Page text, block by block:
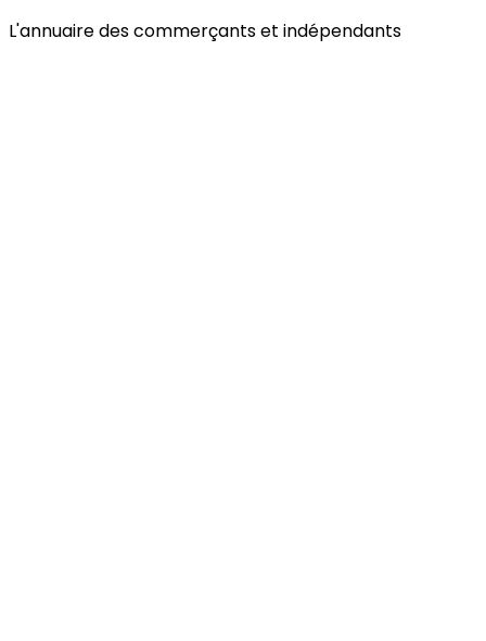
L'annuaire des commerçants et indépendants